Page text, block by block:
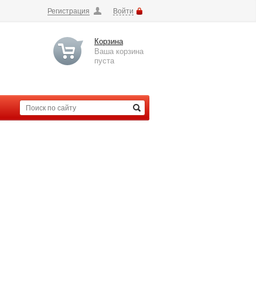
Регистрация Войти
Корзина
Ваша корзина
пуста